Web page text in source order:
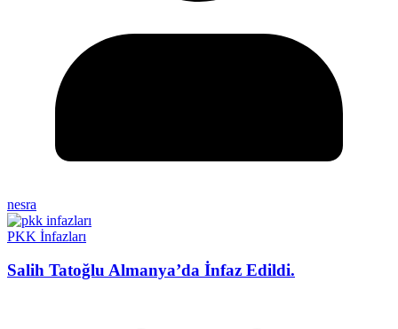
nesra
PKK İnfazları
Salih Tatoğlu Almanya’da İnfaz Edildi.